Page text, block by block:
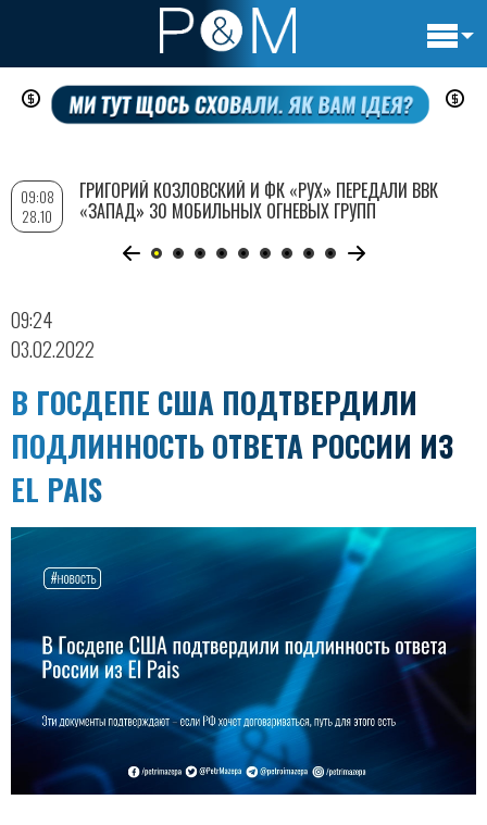
Перейти
содержанию
09:24
03.02.2022
В ГОСДЕПЕ США ПОДТВЕРДИЛИ
ПОДЛИННОСТЬ ОТВЕТА РОССИИ ИЗ
EL PAIS
09:08
28.10
ГРИГОРИЙ КОЗЛОВСКИЙ И ФК «РУХ» ПЕРЕДАЛИ ВВК
«ЗАПАД» 30 МОБИЛЬНЫХ ОГНЕВЫХ ГРУПП